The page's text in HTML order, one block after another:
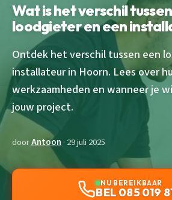
Wat is het verschil
loodgieter en een
Ontdek het verschil tussen een
installateur in Hoorn. Lees over
werkzaamheden en wanneer je
jouw project.
doorAntoon · 29 juli 2025
NU BEREIKBAAR
BEL 085 019